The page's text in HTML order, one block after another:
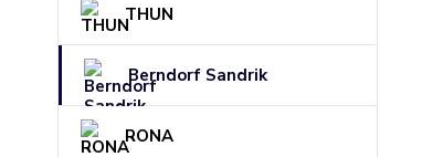
THUN
Berndorf Sandrik
RONA